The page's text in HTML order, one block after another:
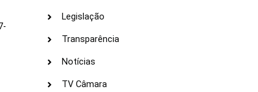
Legislação
Transparência
Notícias
TV Câmara